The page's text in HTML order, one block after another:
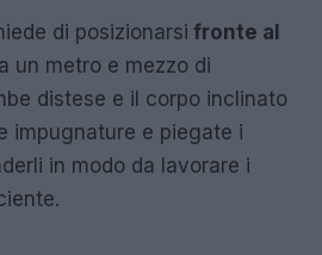
di posizionarsi fronte al
un metro e mezzo di
distese e il corpo inclinato
impugnature e piegate i
in modo da lavorare i